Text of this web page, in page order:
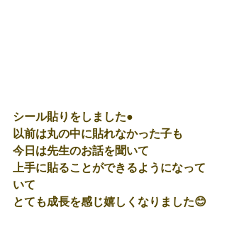
シール貼りをしました●
以前は丸の中に貼れなかった子も
今日は先生のお話を聞いて
上手に貼ることができるようになって
いて
とても成長を感じ嬉しくなりました😊